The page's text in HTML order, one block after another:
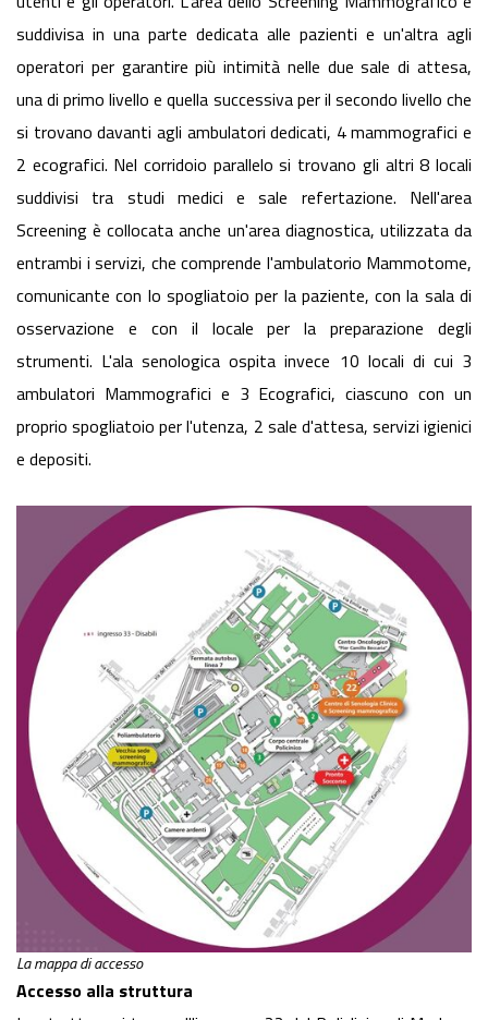
suddivisa in una parte dedicata alle pazienti e un'altra agli
operatori per garantire più intimità nelle due sale di attesa,
una di primo livello e quella successiva per il secondo livello che
si trovano davanti agli ambulatori dedicati, 4 mammografici e
2 ecografici. Nel corridoio parallelo si trovano gli altri 8 locali
suddivisi tra studi medici e sale refertazione. Nell'area
Screening è collocata anche un'area diagnostica, utilizzata da
entrambi i servizi, che comprende l'ambulatorio Mammotome,
comunicante con lo spogliatoio per la paziente, con la sala di
osservazione e con il locale per la preparazione degli
strumenti. L'ala senologica ospita invece 10 locali di cui 3
ambulatori Mammografici e 3 Ecografici, ciascuno con un
proprio spogliatoio per l'utenza, 2 sale d'attesa, servizi igienici
e depositi.
La mappa di accesso
Accesso alla struttura